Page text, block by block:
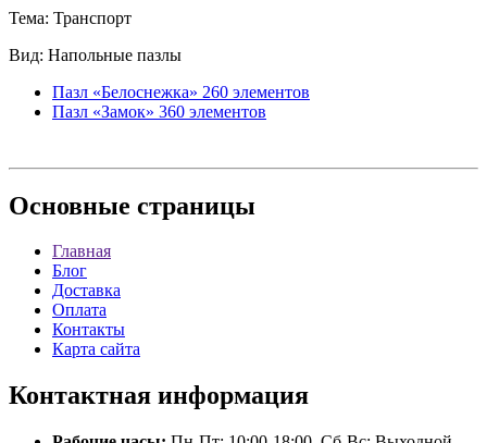
Тема: Транспорт
Вид: Напольные пазлы
Пазл «Белоснежка» 260 элементов
Пазл «Замок» 360 элементов
Основные страницы
Главная
Блог
Доставка
Оплата
Контакты
Карта сайта
Контактная информация